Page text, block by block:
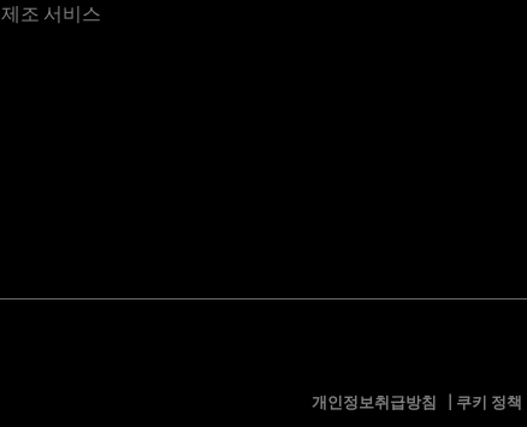
제조 서비스
개인정보취급방침
쿠키 정책